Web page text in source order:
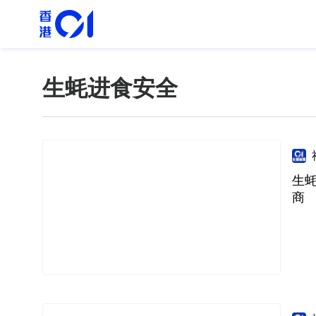
生蚝进食安全
生
商